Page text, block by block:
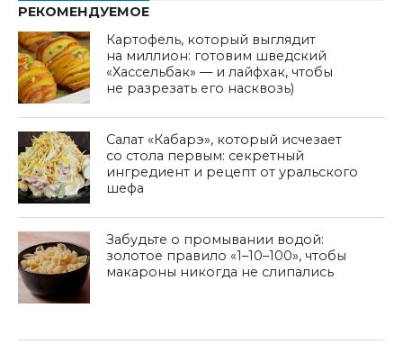
РЕКОМЕНДУЕМОЕ
Картофель, который выглядит
на миллион: готовим шведский
«Хассельбак» — и лайфхак, чтобы
не разрезать его насквозь)
Салат «Кабарэ», который исчезает
со стола первым: секретный
ингредиент и рецепт от уральского
шефа
Забудьте о промывании водой:
золотое правило «1–10–100», чтобы
макароны никогда не слипались